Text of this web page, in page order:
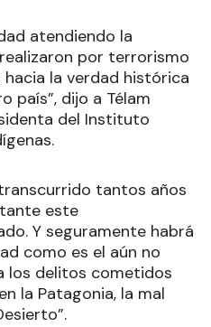
atendiendo la
por terrorismo
la verdad histórica
país”, dijo a Télam
del Instituto
tantos años
este
Y seguramente habrá
como es el aún no
los delitos cometidos
la Patagonia, la mal